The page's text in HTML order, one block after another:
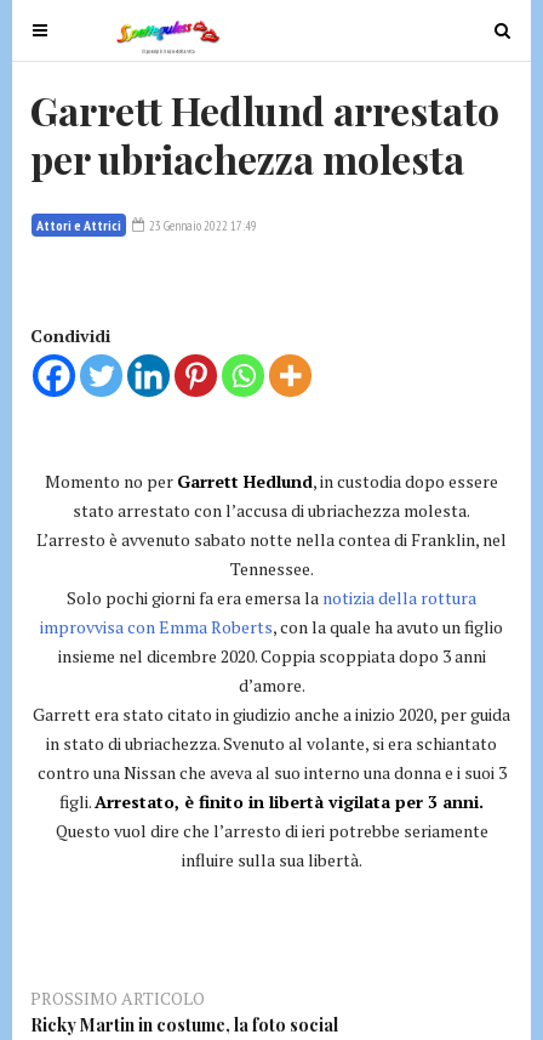
T
o
g
e
a
a
t
T
o
g
Garrett Hedlund arrestato
per ubriachezza molesta
Attori e Attrici 23 Gennaio 2022 17:49
Condividi
Momento no per Garrett Hedlund, in custodia dopo essere
stato arrestato con l’accusa di ubriachezza molesta.
L’arresto è avvenuto sabato notte nella contea di Franklin, nel
Tennessee.
Solo pochi giorni fa era emersa la notizia della rottura
improvvisa con Emma Roberts, con la quale ha avuto un figlio
insieme nel dicembre 2020. Coppia scoppiata dopo 3 anni
d’amore.
Garrett era stato citato in giudizio anche a inizio 2020, per guida
in stato di ubriachezza. Svenuto al volante, si era schiantato
contro una Nissan che aveva al suo interno una donna e i suoi 3
figli.Arrestato, è finito in libertà vigilata per 3 anni.
Questo vuol dire che l’arresto di ieri potrebbe seriamente
influire sulla sua libertà.
PROSSIMO ARTICOLO
Ricky Martin in costume, la foto social